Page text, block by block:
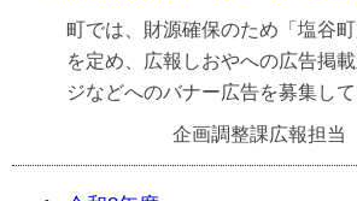
町では、財源確保のため「塩谷町
を定め、広報しおやへの広告掲
ジなどへのバナー広告を募集して
企画調整課広報担当